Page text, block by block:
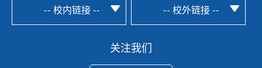
-- 校内链接 -- -- 校外链接 --
关注我们